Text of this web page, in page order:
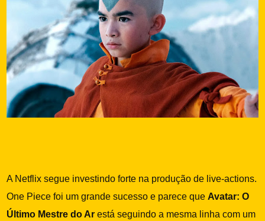
A Netflix segue investindo forte na produção de live-actions.
One Piece foi um grande sucesso e parece queAvatar: O
Último Mestre do Ar está seguindo a mesma linha com um